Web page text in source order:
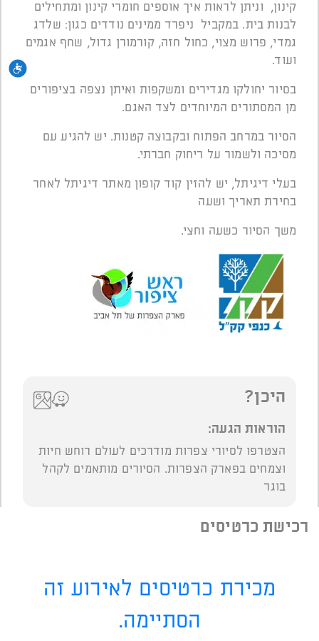
קינון, וניתן לראות איך אוספים חומרי קינון ומתחילים
לבנות בית. במקביל ניפרד ממינים נודדים כגון: שלדג
גמדי, פרוש מצוי, כחול חזה, קורמורן גדול, שחף אגמים
ועוד.
בסיור יחולקו מגדירים ומשקפות ואיתן נצפה בציפורים
מן המסתורים המיוחדים לצד האגם.
הסיור במרחב הפתוח ובקבוצה קטנות. יש להגיע עם
מסיכה ולשמור על ריחוק חברתי.
בעלי דיגיתל, יש להזין קוד קופון מאתר דיגיתל לאחר
בחירת תאריך ושעה
משך הסיור כשעה וחצי.
היכן?
הוראות הגעה:
הצטרפו לסיורי צפרות מודרכים לעולם רוחש חיות
וצמחים בפארק הצפרות. הסיורים מותאמים לקהל
בוגר
רכישת כרטיסים
מכירת כרטיסים לאירוע זה
הסתיימה.